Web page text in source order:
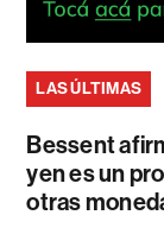
LAS ÚLTIMAS
Bessent
yen es un
otras